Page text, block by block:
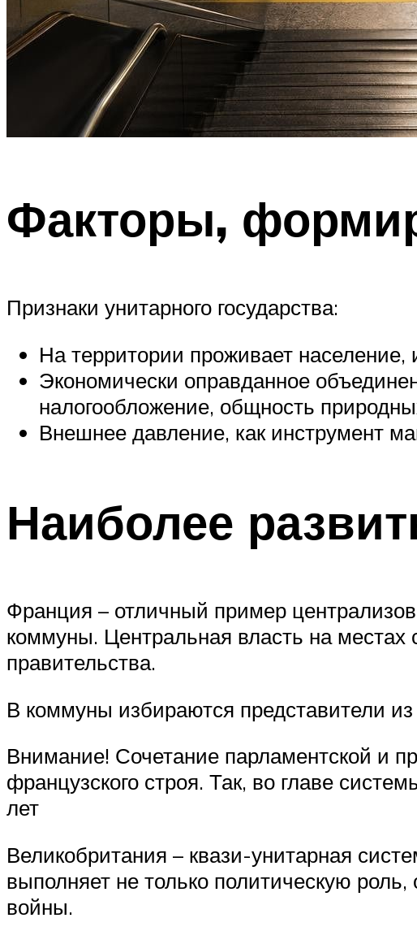
Факторы,
Признаки унитарного государства:
На территории проживает
Экономически оправданное
налогообложение, общность
Внешнее давление, как инструмент
Наиболее
Франция – отличный пример
коммуны. Центральная власть на местах
правительства.
В коммуны избираются представители
Внимание! Сочетание парламентской и
французского строя. Так, во главе
лет
Великобритания – квази-унитарная
выполняет не только политическую
войны.